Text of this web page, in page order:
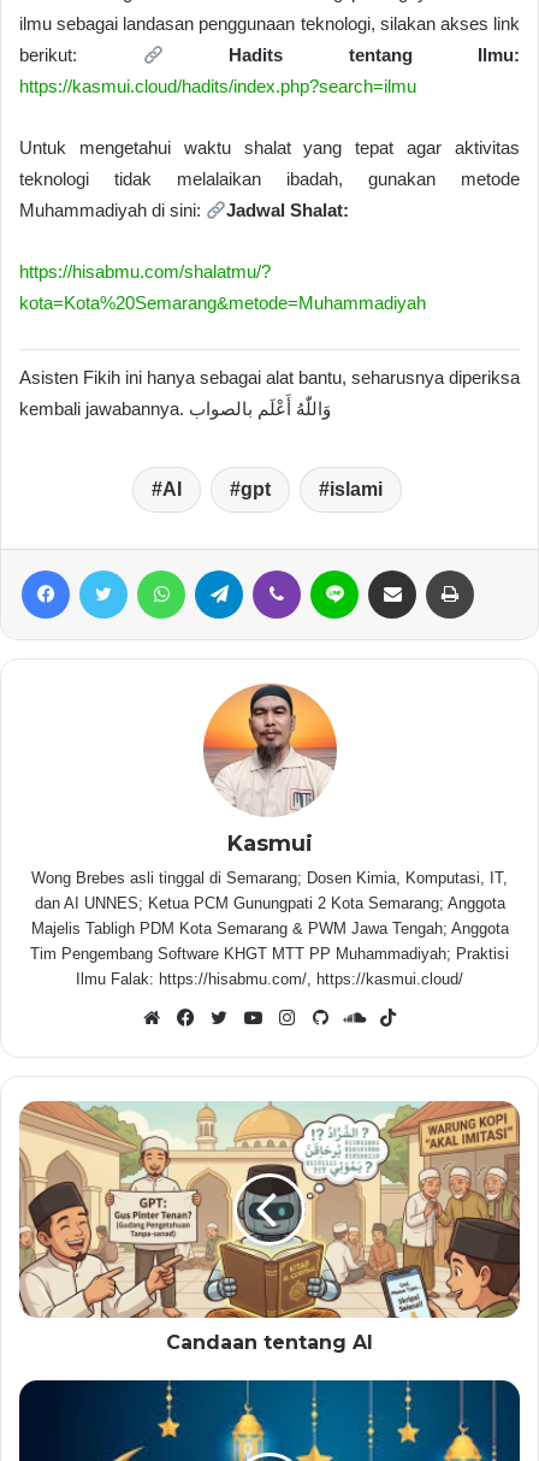
ilmu sebagai landasan penggunaan teknologi, silakan akses link
berikut:
Hadits tentang Ilmu:
https://kasmui.cloud/hadits/index.php?search=ilmu
Untuk mengetahui waktu shalat yang tepat agar aktivitas
teknologi tidak melalaikan ibadah, gunakan metode
Muhammadiyah di sini:
Jadwal Shalat:
https://hisabmu.com/shalatmu/?
kota=Kota%20Semarang&metode=Muhammadiyah
Asisten Fikih ini hanya sebagai alat bantu, seharusnya diperiksa
kembali jawabannya. وَاللّٰهُ أَعْلَم بالصواب
AI gpt islami
Facebook Twitter WhatsApp Telegram Viber Line Share via Email
Kasmui
Wong Brebes asli tinggal di Semarang; Dosen Kimia, Komputasi, IT,
dan AI UNNES; Ketua PCM Gunungpati 2 Kota Semarang; Anggota
Majelis Tabligh PDM Kota Semarang & PWM Jawa Tengah; Anggota
Tim Pengembang Software KHGT MTT PP Muhammadiyah; Praktisi
Ilmu Falak: https://hisabmu.com/, https://kasmui.cloud/
WebsiteFacebook
TwitterYouTubeInstagram
GitHubSoundCloud
Candaan tentang AI